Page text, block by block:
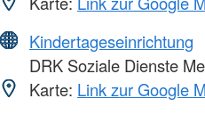
Kindertageseinrichtung
DRK Soziale Dienste
Karte: Link zur Google